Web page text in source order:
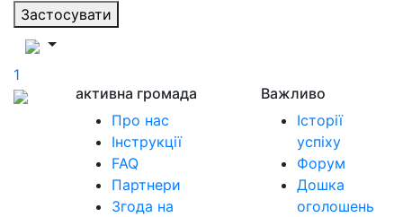
Застосувати
1
активна громада
Про нас
Інструкції
FAQ
Партнери
Згода на
Важливо
Історії
успіху
Форум
Дошка
оголошень